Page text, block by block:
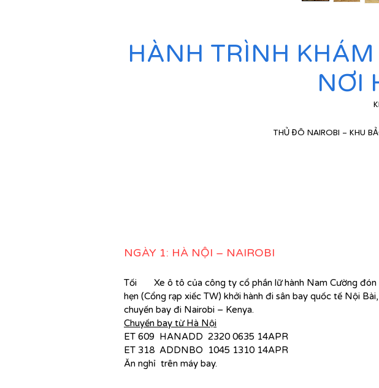
HÀNH TRÌNH
NƠI
THỦ ĐÔ NAIROBI – KHU
khu bảo tồn quốc gia
quốc gia Serengeti nơi
NGÀY 1: HÀ NỘI – NAIROBI
Tối Xe ô tô của công ty cổ phần lữ hành Nam Cường
hẹn (Cổng rạp xiếc TW) khởi hành đi sân bay quốc tế Nội
chuyến bay đi Nairobi – Kenya.
Chuyến bay từ Hà Nội
ET 609 HANADD 2320 0635 14APR
ET 318 ADDNBO 1045 1310 14APR
Ăn nghỉ trên máy bay.